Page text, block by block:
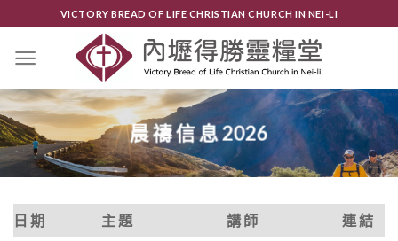
content
VICTORY BREAD OF LIFE CHRISTIAN CHURCH IN NEI-LI
晨 禱 信 息 2026
日 期 主 題 講 師 連 結